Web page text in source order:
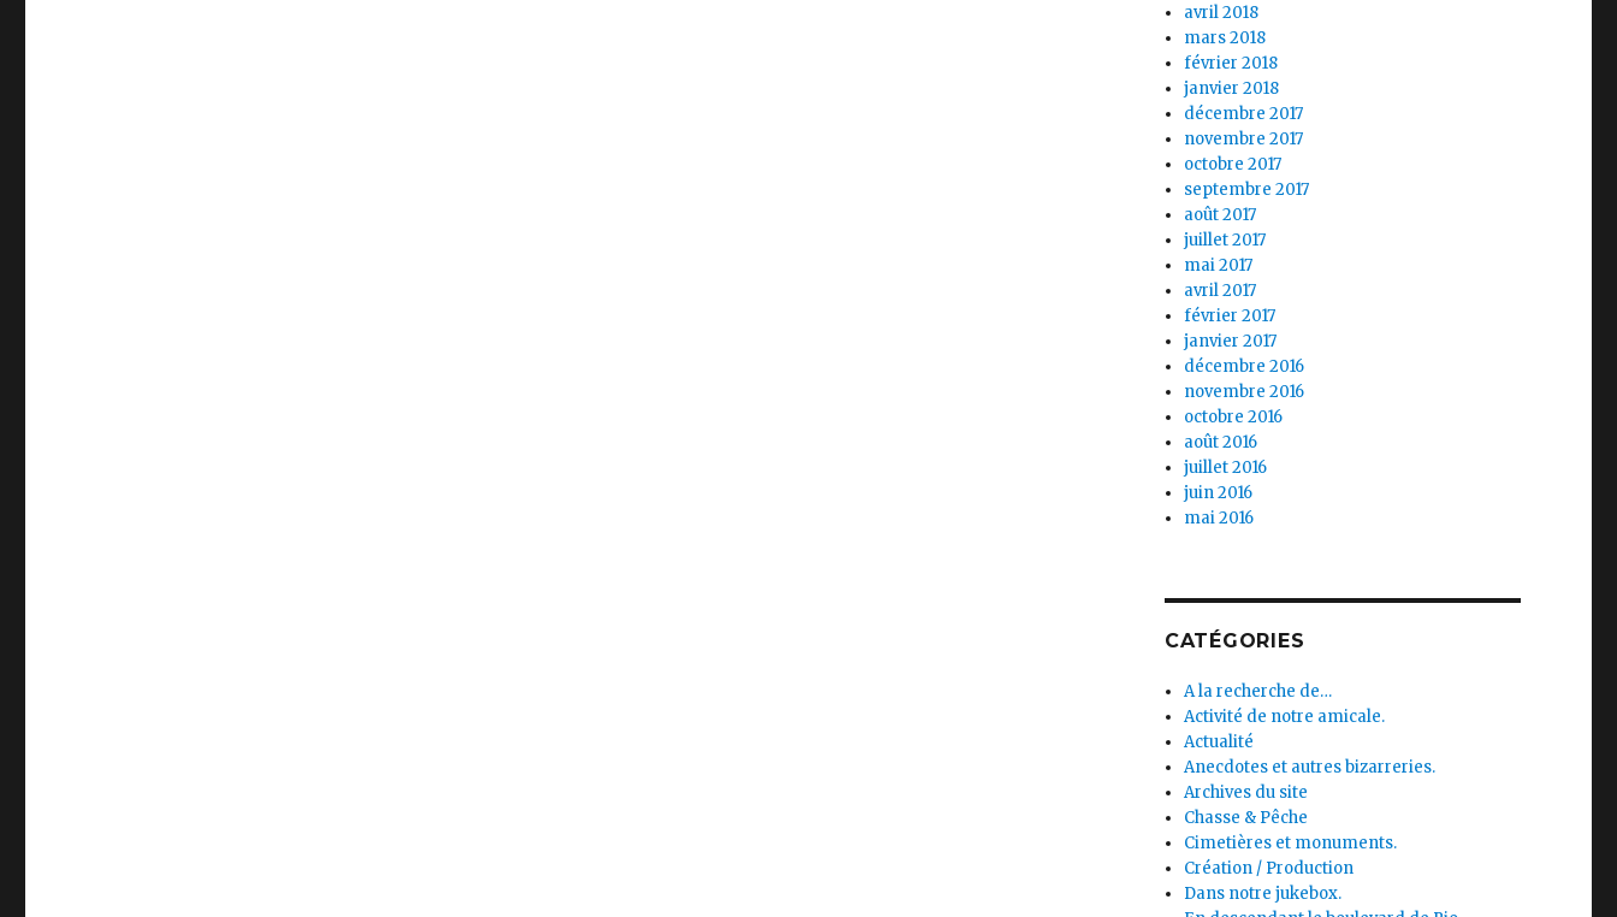
avril 2018
mars 2018
février 2018
janvier 2018
décembre 2017
novembre 2017
octobre 2017
septembre 2017
août 2017
juillet 2017
mai 2017
avril 2017
février 2017
janvier 2017
décembre 2016
novembre 2016
octobre 2016
août 2016
juillet 2016
juin 2016
mai 2016
CATÉGORIES
A la recherche de…
Activité de notre amicale.
Actualité
Anecdotes et autres bizarreries.
Archives du site
Chasse & Pêche
Cimetières et monuments.
Création / Production
Dans notre jukebox.